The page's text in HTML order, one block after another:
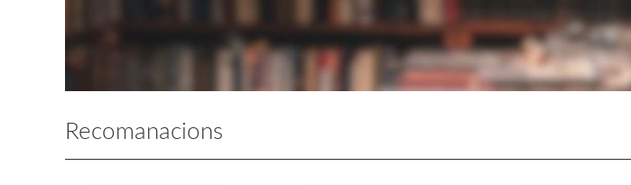
Recomanacions